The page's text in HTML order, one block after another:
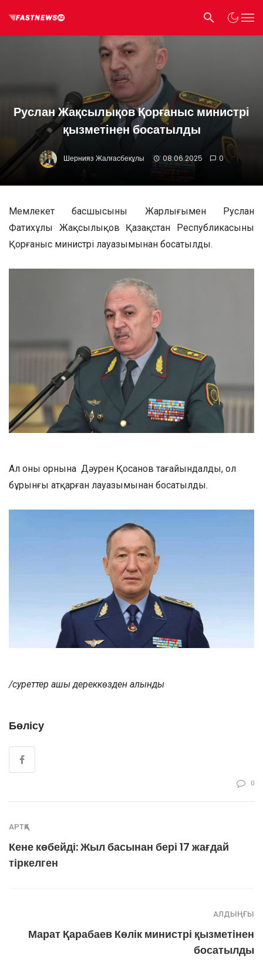
Руслан Жақсылықов Қорғаныс министрі
қызметінен босатылды
Шернияз Жалғасбекұлы 08.06.2025 0
Мемлекет басшысының Жарлығымен Руслан
Фатихұлы Жақсылықов Қазақстан Республикасының
Қорғаныс министрі лауазымынан босатылды.
Ал оның орнына Дәурен Қосанов тағайындалды, ол
бұрынғы атқарған лауазымынан босатылды.
/суреттер ашық дереккөзден алынды
Бөлісу
0
АРТҚА
Кене көбейді: Жыл басынан бері 17 жағдай
тіркелген
АЛДЫҢҒЫ
Марат Қарабаев Көлік министрі қызметінен
босатылды